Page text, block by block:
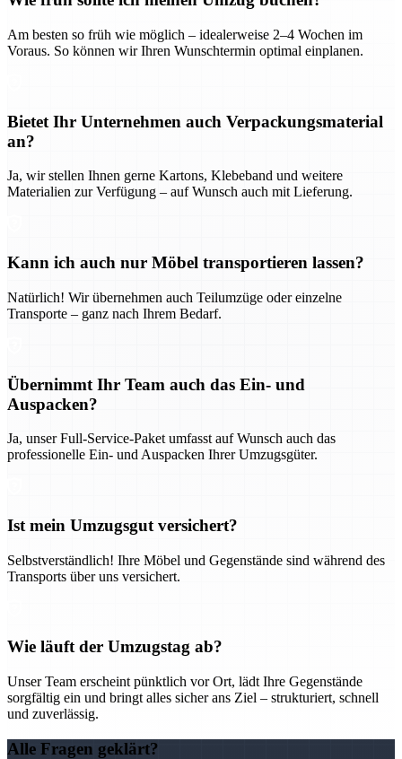
Am besten so früh wie möglich – idealerweise 2–4 Wochen im
Voraus. So können wir Ihren Wunschtermin optimal einplanen.
Bietet Ihr Unternehmen auch Verpackungsmaterial
an?
Ja, wir stellen Ihnen gerne Kartons, Klebeband und weitere
Materialien zur Verfügung – auf Wunsch auch mit Lieferung.
Kann ich auch nur Möbel transportieren lassen?
Natürlich! Wir übernehmen auch Teilumzüge oder einzelne
Transporte – ganz nach Ihrem Bedarf.
Übernimmt Ihr Team auch das Ein- und
Auspacken?
Ja, unser Full-Service-Paket umfasst auf Wunsch auch das
professionelle Ein- und Auspacken Ihrer Umzugsgüter.
Ist mein Umzugsgut versichert?
Selbstverständlich! Ihre Möbel und Gegenstände sind während des
Transports über uns versichert.
Wie läuft der Umzugstag ab?
Unser Team erscheint pünktlich vor Ort, lädt Ihre Gegenstände
sorgfältig ein und bringt alles sicher ans Ziel – strukturiert, schnell
und zuverlässig.
Alle Fragen geklärt?